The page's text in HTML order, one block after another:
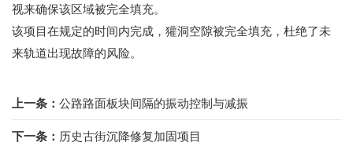
视来确保该区域被完全填充。
该项目在规定的时间内完成，獾洞空隙被完全填充，杜绝了未
来轨道出现故障的风险。
上一条： 公路路面板块间隔的振动控制与减振
下一条： 历史古街沉降修复加固项目